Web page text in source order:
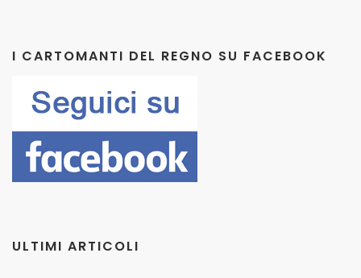
I CARTOMANTI DEL REGNO SU FACEBOOK
ULTIMI ARTICOLI